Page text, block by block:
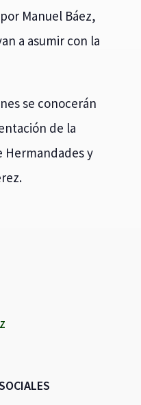
Manuel Báez,
a asumir con la
se conocerán
de la
Hermandades y